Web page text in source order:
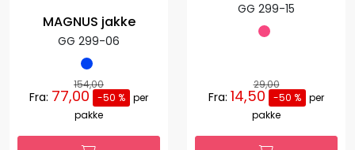
MAGNUS jakke
GG 299-06
154,00
Fra: 77,00 -50 % per
pakke
GG 299-15
29,00
Fra: 14,50 -50 % per
pakke